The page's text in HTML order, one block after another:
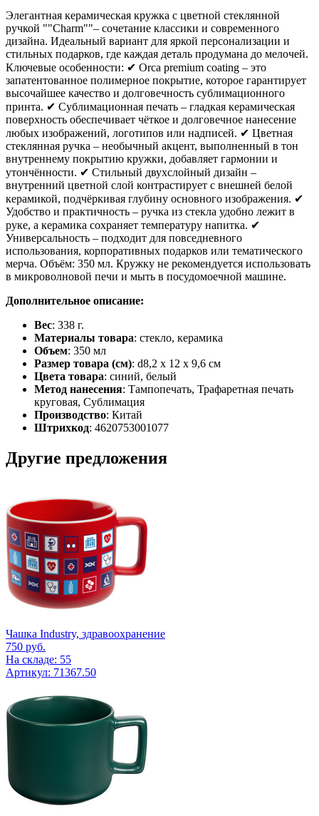
Элегантная керамическая кружка с цветной стеклянной
ручкой ""Charm""– сочетание классики и современного
дизайна. Идеальный вариант для яркой персонализации и
стильных подарков, где каждая деталь продумана до мелочей.
Ключевые особенности: ✔ Orca premium coating – это
запатентованное полимерное покрытие, которое гарантирует
высочайшее качество и долговечность сублимационного
принта. ✔ Сублимационная печать – гладкая керамическая
поверхность обеспечивает чёткое и долговечное нанесение
любых изображений, логотипов или надписей. ✔ Цветная
стеклянная ручка – необычный акцент, выполненный в тон
внутреннему покрытию кружки, добавляет гармонии и
утончённости. ✔ Стильный двухслойный дизайн –
внутренний цветной слой контрастирует с внешней белой
керамикой, подчёркивая глубину основного изображения. ✔
Удобство и практичность – ручка из стекла удобно лежит в
руке, а керамика сохраняет температуру напитка. ✔
Универсальность – подходит для повседневного
использования, корпоративных подарков или тематического
мерча. Объём: 350 мл. Кружку не рекомендуется использовать
в микроволновой печи и мыть в посудомоечной машине.
Дополнительное описание:
Вес: 338 г.
Материалы товара: стекло, керамика
Объем: 350 мл
Размер товара (см): d8,2 х 12 х 9,6 см
Цвета товара: синий, белый
Метод нанесения: Тампопечать, Трафаретная печать
круговая, Сублимация
Производство: Китай
Штрихкод: 4620753001077
Другие предложения
Чашка Industry, здравоохранение
750 руб.
На складе: 55
Артикул: 71367.50